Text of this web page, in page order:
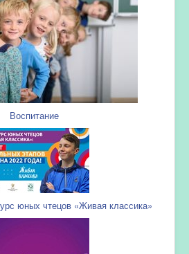
Воспитание
юных чтецов «Живая классика»